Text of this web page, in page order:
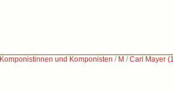
Komponistinnen und Komponisten / M /Carl Mayer